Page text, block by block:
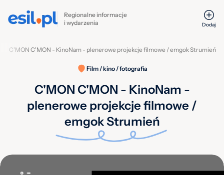
Regionalne informacje
i wydarzenia
Dodaj
C'MON C'MON - KinoNam - plenerowe projekcje filmowe / emgok Strumień
Film / kino / fotografia
C'MON C'MON - KinoNam -
plenerowe projekcje filmowe /
emgok Strumień